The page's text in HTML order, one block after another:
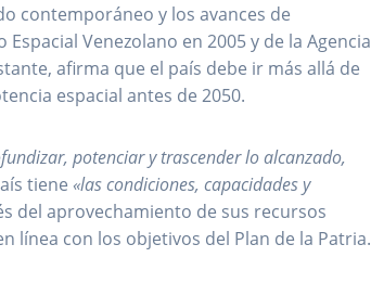
contemporáneo y los avances de
Venezolano en 2005 y de la Agencia
afirma que el país debe ir más allá de
espacial antes de 2050.
potenciar y trascender lo alcanzado,
tiene «las condiciones, capacidades y
del aprovechamiento de sus recursos
línea con los objetivos del Plan de la Patria.